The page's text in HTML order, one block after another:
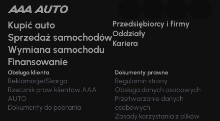
Kupić auto
Sprzedaż samochodów
Wymiana samochodu
Finansowanie
Przedsiębiorcy i firmy
Oddziały
Kariera
Obsługa klienta
Reklamacje/Skarga
Rzecznik praw klientów AAA
AUTO
Dokumenty do pobrania
Dokumenty prawne
Regulamin strony
Obsługa danych osobowych
Przetwarzanie danych
osobowych
Zasady korzystania z plików